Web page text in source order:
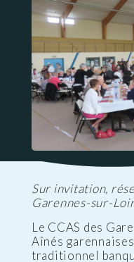
Sur invitation,
Garennes-sur-
Le CCAS des
Aînés
traditionnel